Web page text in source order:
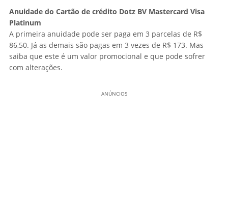
Anuidade do Cartão de crédito Dotz BV Mastercard Visa
Platinum
A primeira anuidade pode ser paga em 3 parcelas de R$
86,50. Já as demais são pagas em 3 vezes de R$ 173. Mas
saiba que este é um valor promocional e que pode sofrer
com alterações.
ANÚNCIOS